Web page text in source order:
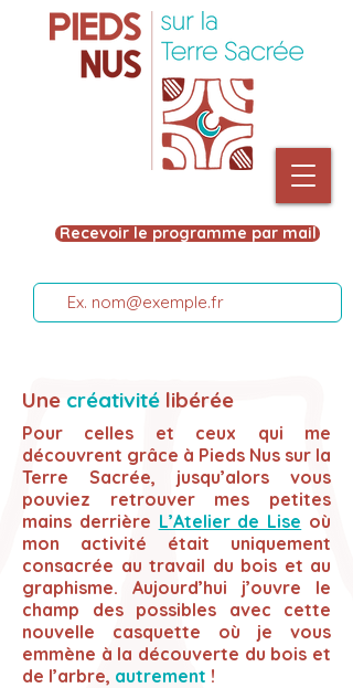
Recevoir le programme par mail
Une créativité libérée
Pour celles et ceux qui me
découvrent grâce à Pieds Nus sur la
Terre Sacrée, jusqu’alors vous
pouviez retrouver mes petites
mains derrière L’Atelier de Lise où
mon activité était uniquement
consacrée au travail du bois et au
graphisme. Aujourd’hui j’ouvre le
champ des possibles avec cette
nouvelle casquette où je vous
emmène à la découverte du bois et
de l’arbre, autrement !